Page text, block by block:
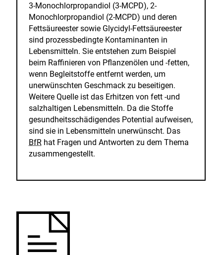
3-Monochlorpropandiol (3-MCPD), 2-
Monochlorpropandiol (2-MCPD) und deren
Fettsäureester sowie Glycidyl-Fettsäureester
sind prozessbedingte Kontaminanten in
Lebensmitteln. Sie entstehen zum Beispiel
beim Raffinieren von Pflanzenölen und -fetten,
wenn Begleitstoffe entfernt werden, um
unerwünschten Geschmack zu beseitigen.
Weitere Quelle ist das Erhitzen von fett -und
salzhaltigen Lebensmitteln. Da die Stoffe
gesundheitsschädigendes Potential aufweisen,
sind sie in Lebensmitteln unerwünscht. Das
BfR hat Fragen und Antworten zu dem Thema
zusammengestellt.